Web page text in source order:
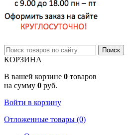
КОРЗИНА
В вашей корзине 0 товаров
на сумму 0 руб.
Войти в корзину
Отложенные товары (0)